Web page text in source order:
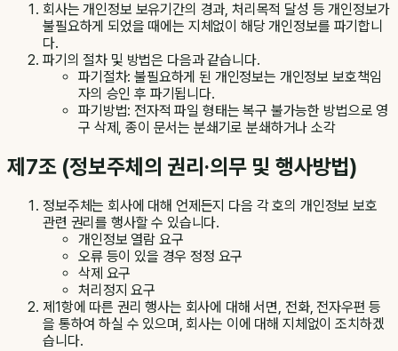
회사는 개인정보 보유기간의 경과, 처리목적 달성 등 개인정보가
불필요하게 되었을 때에는 지체없이 해당 개인정보를 파기합니
다.
파기의 절차 및 방법은 다음과 같습니다.
파기절차: 불필요하게 된 개인정보는 개인정보 보호책임
자의 승인 후 파기됩니다.
파기방법: 전자적 파일 형태는 복구 불가능한 방법으로 영
구 삭제, 종이 문서는 분쇄기로 분쇄하거나 소각
제7조 (정보주체의 권리·의무 및 행사방법)
정보주체는 회사에 대해 언제든지 다음 각 호의 개인정보 보호
관련 권리를 행사할 수 있습니다.
개인정보 열람 요구
오류 등이 있을 경우 정정 요구
삭제 요구
처리정지 요구
제1항에 따른 권리 행사는 회사에 대해 서면, 전화, 전자우편 등
을 통하여 하실 수 있으며, 회사는 이에 대해 지체없이 조치하겠
습니다.